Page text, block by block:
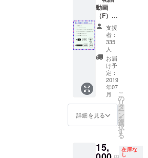
ロール
クレ
ジット
表示希
望のお
名前を
ローマ
字で20
文字以
内で備
考欄に
ご記入
くださ
可解」
B2ポス
ター ・
「不可
解」
トート
バッグ
※エンド
ロール
クレ
ジット
表示希
名前を
アル
で20文
動画
（F）
・エン
ドロー
ルクレ
ジット
・オリ
ジナルT
シャツ
（D）
「FUK
AKAI
two」
・
（CF限
定カ
支援
者：
335
人
お届
け予
定：
2019
年07
月
詳細を見る
こ
の
リ
タ
ー
ン
を
選
択
す
る
15, 在庫な
し